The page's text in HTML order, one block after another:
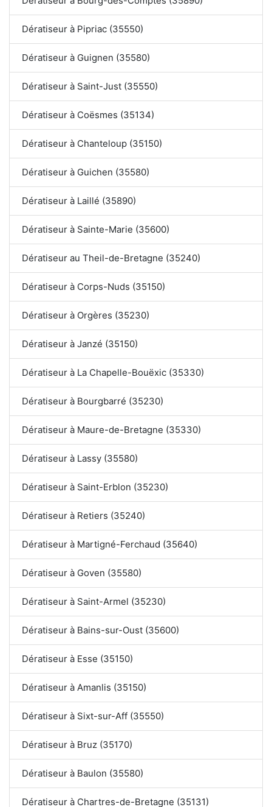
Dératiseur à Pipriac (35550)
Dératiseur à Guignen (35580)
Dératiseur à Saint-Just (35550)
Dératiseur à Coësmes (35134)
Dératiseur à Chanteloup (35150)
Dératiseur à Guichen (35580)
Dératiseur à Laillé (35890)
Dératiseur à Sainte-Marie (35600)
Dératiseur au Theil-de-Bretagne (35240)
Dératiseur à Corps-Nuds (35150)
Dératiseur à Orgères (35230)
Dératiseur à Janzé (35150)
Dératiseur à La Chapelle-Bouëxic (35330)
Dératiseur à Bourgbarré (35230)
Dératiseur à Maure-de-Bretagne (35330)
Dératiseur à Lassy (35580)
Dératiseur à Saint-Erblon (35230)
Dératiseur à Retiers (35240)
Dératiseur à Martigné-Ferchaud (35640)
Dératiseur à Goven (35580)
Dératiseur à Saint-Armel (35230)
Dératiseur à Bains-sur-Oust (35600)
Dératiseur à Esse (35150)
Dératiseur à Amanlis (35150)
Dératiseur à Sixt-sur-Aff (35550)
Dératiseur à Bruz (35170)
Dératiseur à Baulon (35580)
Dératiseur à Chartres-de-Bretagne (35131)